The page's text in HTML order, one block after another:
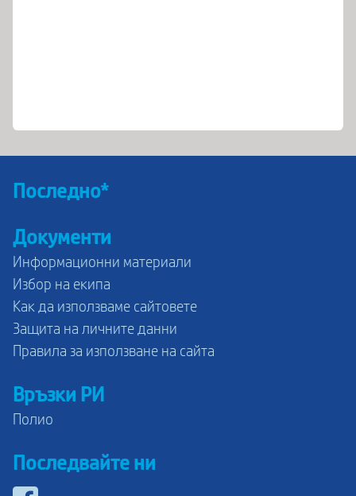
Последно*
Документи
Информационни материали
Избор на екипа
Как да използваме сайтовете
Защита на личните данни
Правила за използване на сайта
Връзки РИ
Полио
Последвайте ни